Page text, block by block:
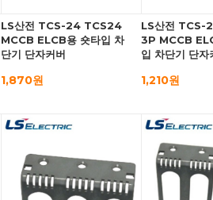
LS산전 TCS-24 TCS24
MCCB ELCB용 숏타입 차
단기 단자커버
1,870원
LS산전 TCS-
3P MCCB
입 차단기 단자
1,210원